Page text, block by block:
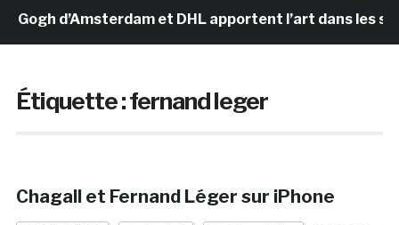
d’Amsterdam et DHL apportent l’art dans les
Étiquette :fernand leger
Chagall et Fernand Léger sur iPhone